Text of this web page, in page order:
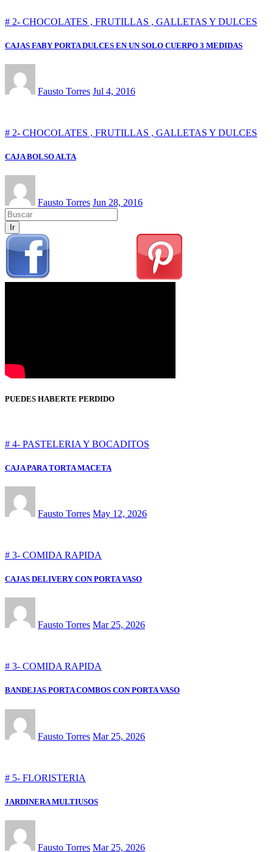
# 2- CHOCOLATES , FRUTILLAS , GALLETAS Y DULCES
CAJAS FABY PORTA DULCES EN UN SOLO CUERPO 3 MEDIDAS
Fausto Torres Jul 4, 2016
# 2- CHOCOLATES , FRUTILLAS , GALLETAS Y DULCES
CAJA BOLSO ALTA
Fausto Torres Jun 28, 2016
Ir
PUEDES HABERTE PERDIDO
# 4- PASTELERIA Y BOCADITOS
CAJA PARA TORTA MACETA
Fausto Torres May 12, 2026
# 3- COMIDA RAPIDA
CAJAS DELIVERY CON PORTA VASO
Fausto Torres Mar 25, 2026
# 3- COMIDA RAPIDA
BANDEJAS PORTA COMBOS CON PORTA VASO
Fausto Torres Mar 25, 2026
# 5- FLORISTERIA
JARDINERA MULTIUSOS
Fausto Torres Mar 25, 2026